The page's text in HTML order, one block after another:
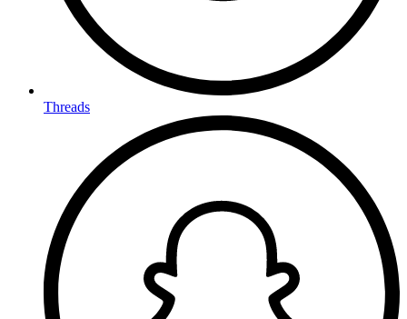
Threads